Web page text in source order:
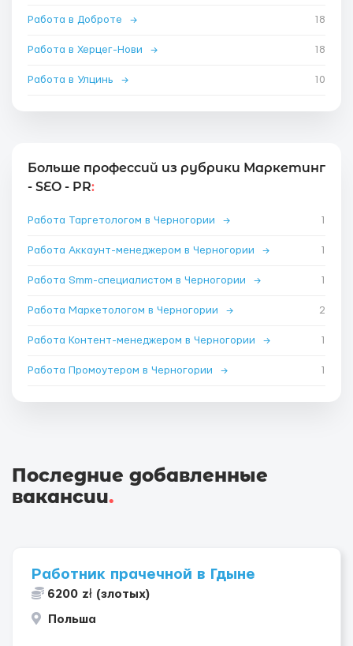
Работа в Доброте → 18
Работа в Херцег-Нови → 18
Работа в Улцинь → 10
Больше профессий из рубрики Маркетинг
- SEO - PR:
Работа Таргетологом в Черногории → 1
Работа Аккаунт-менеджером в Черногории → 1
Работа Smm-специалистом в Черногории → 1
Работа Маркетологом в Черногории → 2
Работа Контент-менеджером в Черногории → 1
Работа Промоутером в Черногории → 1
Последние добавленные
вакансии.
Работник прачечной в Гдыне
6200 zł (злотых)
Польша